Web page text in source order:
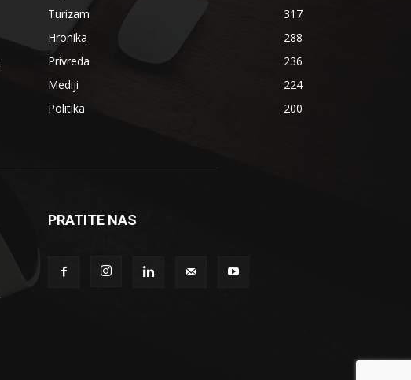
Turizam
317
Hronika
288
Privreda
236
Mediji
224
Politika
200
PRATITE NAS